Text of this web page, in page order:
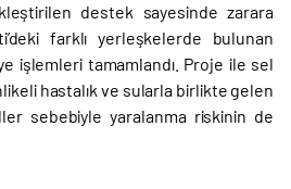
destek sayesinde zarara
farklı yerleşkelerde bulunan
işlemleri tamamlandı. Proje ile sel
hastalık ve sularla birlikte gelen
sebebiyle yaralanma riskinin de